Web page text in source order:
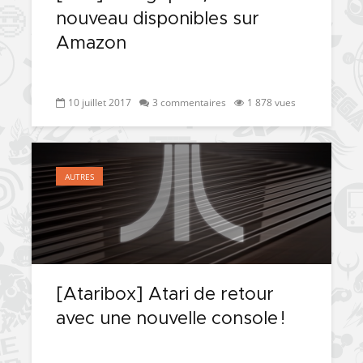
nouveau disponibles sur
Amazon
10 juillet 2017 3 commentaires 1 878 vues
AUTRES
[Ataribox] Atari de retour
avec une nouvelle console !